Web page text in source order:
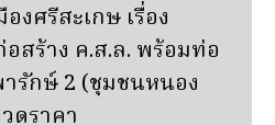
งศรีสะเกษ เรื่อง
สร้าง ค.ส.ล. พร้อมท่อ
รักษ์ 2 (ชุมชนหนอง
ดราคา